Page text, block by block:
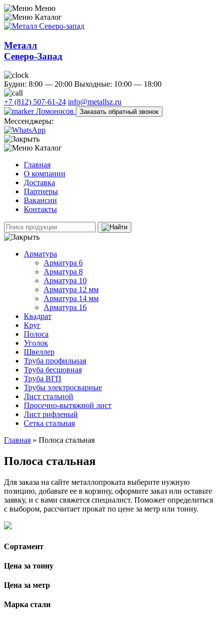
Меню
Каталог
Металл
Северо-Запад
Будни: 8:00 — 20:00 Выходные: 10:00 — 18:00
+7 (812) 507-61-24 info@metallsz.ru
Ломоносов
Заказать обратный звонок
Мессенджеры:
Каталог
Главная
О компании
Доставка
Партнеры
Вакансии
Контакты
Арматура
Арматура 6
Арматура 8
Арматура 10
Арматура 12 мм
Арматура 14 мм
Арматура 16
Квадрат
Круг
Полоса
Уголок
Швеллер
Труба профильная
Труба бесшовная
Труба ВГП
Трубы электросварные
Лист стальной
Просечно-вытяжной лист
Лист рифленый
Сетка стальная
Главная » Полоса стальная
Полоса стальная
Для заказа на сайте металлопроката выберите нужную
позицию, добавьте ее в корзину, оформите заказ или оставьте
заявку, и с вами свяжется специалист. Поможет определиться
с выбором, рассчитает прокат по цене за метр или тонну.
Сортамент
Цена за тонну
Цена за метр
Марка стали